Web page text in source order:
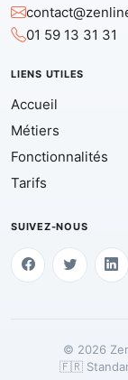
01 59 13 31 31
LIENS UTILES
Accueil
Métiers
Fonctionnalités
Tarifs
SUIVEZ-NOUS
© 2026
🇫🇷